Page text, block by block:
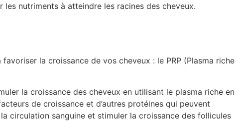
nutriments à atteindre les racines des cheveux.
la croissance de vos cheveux : le PRP (Plasma riche
la croissance des cheveux en utilisant le plasma riche en
de croissance et d’autres protéines qui peuvent
circulation sanguine et stimuler la croissance des follicules